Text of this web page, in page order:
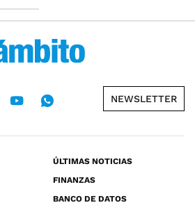
NEWSLETTER
ÚLTIMAS NOTICIAS
FINANZAS
BANCO DE DATOS